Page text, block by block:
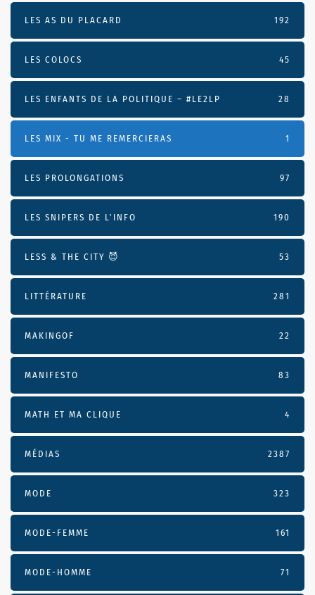
LES AS DU PLACARD 192
LES COLOCS 45
LES ENFANTS DE LA POLITIQUE – #LE2LP 28
LES MIX - TU ME REMERCIERAS 1
LES PROLONGATIONS 97
LES SNIPERS DE L’INFO 190
LESS & THE CITY 😈 53
LITTÉRATURE 281
MAKINGOF 22
MANIFESTO 83
MATH ET MA CLIQUE 4
MÉDIAS 2387
MODE 323
MODE-FEMME 161
MODE-HOMME 71